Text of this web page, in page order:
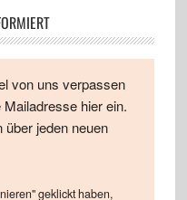
von uns verpassen
hier ein.
über jeden neuen
geklickt haben,